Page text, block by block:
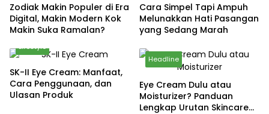
Zodiak Makin Populer di Era
Digital, Makin Modern Kok
Makin Suka Ramalan?
Cara Simpel Tapi Ampuh
Melunakkan Hati Pasangan
yang Sedang Marah
Lifestyle
SK-II Eye Cream: Manfaat,
Cara Penggunaan, dan
Ulasan Produk
Headline
Eye Cream Dulu atau
Moisturizer? Panduan
Lengkap Urutan Skincare